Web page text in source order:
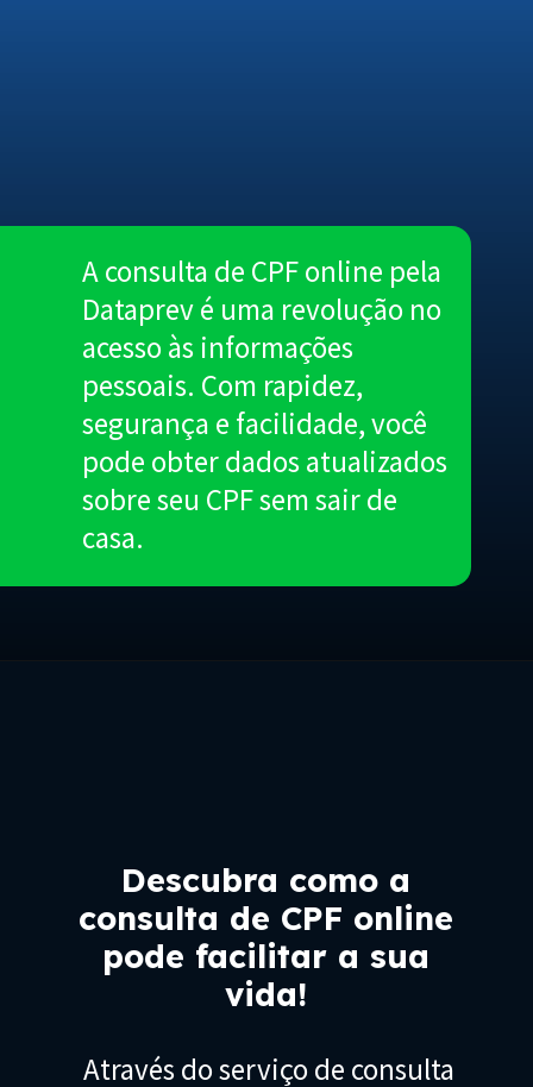
A consulta de CPF online pela
Dataprev é uma revolução no
acesso às informações
pessoais. Com rapidez,
segurança e facilidade, você
pode obter dados atualizados
sobre seu CPF sem sair de
casa.
Através do serviço de consulta
Descubra como a
consulta de CPF online
pode facilitar a sua
vida!